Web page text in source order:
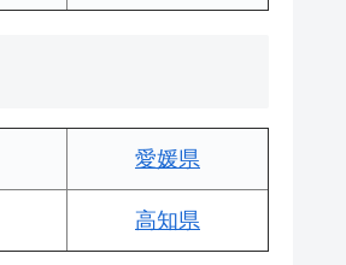
愛媛県
高知県